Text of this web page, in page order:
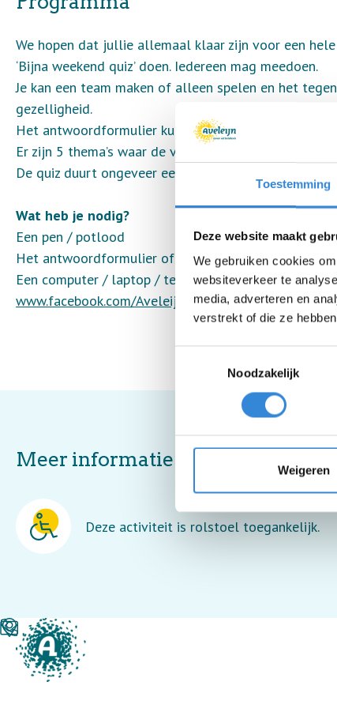
Toestemming
Deze website maakt
We gebruiken cookies
websiteverkeer te
media, adverteren en
verstrekt of die ze
Noodzakelijk
Weigeren
We hopen dat jullie allemaal klaar zijn voor een
‘Bijna weekend quiz’ doen. Iedereen mag meedoen.
Je kan een team maken of alleen spelen en het
gezelligheid.
Het antwoordformulier kun je downloaden op deze
Er zijn 5 thema’s waar de vragen over gaan. Per
De quiz duurt ongeveer een uur.
Wat heb je nodig?
Een pen / potlood
Het antwoordformulier of een leeg papier
Een computer / laptop / telefoon waar je ons live
www.facebook.com/AveleijnBureauEvenementen
Meer informatie
Deze activiteit is rolstoel toegankelijk.